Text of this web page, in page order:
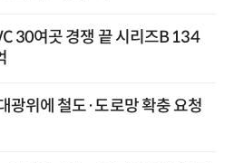
30여곳 경쟁 끝 시리즈B 134
광위에 철도·도로망 확충 요청